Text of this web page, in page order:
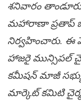
శనివారం
మహారాణా ప్రతాప్
నిర్వహించారు. ఈ
హాజరై మున్సిపల్
కమీషన్ మాజీ
మార్కెట్ కమిటి